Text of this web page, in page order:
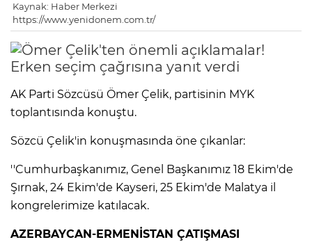
Kaynak: Haber Merkezi
https://www.yenidonem.com.tr/
AK Parti Sözcüsü Ömer Çelik, partisinin MYK
toplantısında konuştu.
Sözcü Çelik'in konuşmasında öne çıkanlar:
''Cumhurbaşkanımız, Genel Başkanımız 18 Ekim'de
Şırnak, 24 Ekim'de Kayseri, 25 Ekim'de Malatya il
kongrelerimize katılacak.
AZERBAYCAN-ERMENİSTAN ÇATIŞMASI